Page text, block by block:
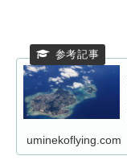
uminekoflying.com